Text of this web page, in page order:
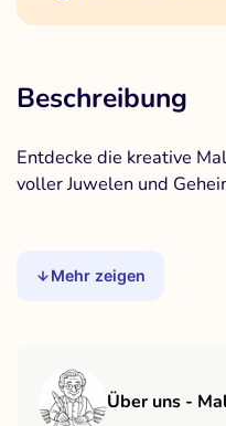
Beschreibung
Entdecke die kreative
voller Juwelen und
Mehr zeigen
Über uns -